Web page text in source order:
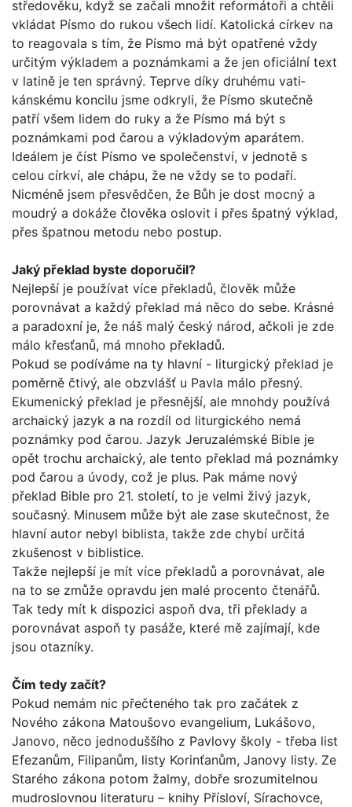
středověku, když se začali množit reformátoři a chtěli
vkládat Písmo do rukou všech lidí. Katolická církev na
to reagovala s tím, že Písmo má být opatřené vždy
určitým výkladem a poznámkami a že jen oficiální text
v latině je ten správný. Teprve díky druhému vati­
kánskému koncilu jsme odkryli, že Písmo skutečně
patří všem lidem do ruky a že Písmo má být s
poznámkami pod čarou a výkladovým aparátem.
Ideálem je číst Písmo ve společenství, v jednotě s
celou církví, ale chápu, že ne vždy se to podaří.
Nicméně jsem přesvědčen, že Bůh je dost mocný a
moudrý a dokáže člověka oslovit i přes špatný výklad,
přes špatnou metodu nebo postup.
Jaký překlad byste doporučil?
Nejlepší je používat více překladů, člověk může
porovnávat a každý překlad má něco do sebe. Krásné
a paradoxní je, že náš malý český národ, ačkoli je zde
málo křesťanů, má mnoho překladů.
Pokud se podíváme na ty hlavní - liturgický překlad je
poměrně čtivý, ale obzvlášť u Pavla málo přesný.
Ekumenický překlad je přesnější, ale mnohdy používá
archaický jazyk a na rozdíl od liturgického nemá
poznámky pod čarou. Jazyk Jeruzalémské Bible je
opět trochu archaický, ale tento překlad má poznámky
pod čarou a úvody, což je plus. Pak máme nový
překlad Bib­le pro 21. století, to je velmi živý jazyk,
současný. Minusem může být ale zase skutečnost, že
hlavní autor nebyl biblista, takže zde chybí určitá
zkušenost v biblistice.
Takže nejlepší je mít více překladů a porovnávat, ale
na to se zmůže opravdu jen malé procento čtenářů.
Tak tedy mít k dis­pozici aspoň dva, tři překlady a
porovnávat aspoň ty pasáže, které mě zajímají, kde
jsou otazníky.
Čím tedy začít?
Pokud nemám nic přečteného tak pro začátek z
Nového záko­na Matoušovo evangelium, Lukášovo,
Janovo, něco jednoduš­šího z Pavlovy školy - třeba list
Efezanům, Filipanům, listy Korinťanům, Janovy listy. Ze
Starého zákona potom žalmy, dobře srozumitelnou
mudroslovnou literaturu – knihy Přísloví, Sírachovce,